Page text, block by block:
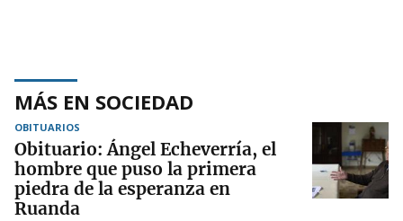
MÁS EN SOCIEDAD
OBITUARIOS
Obituario: Ángel Echeverría, el
hombre que puso la primera
piedra de la esperanza en
Ruanda